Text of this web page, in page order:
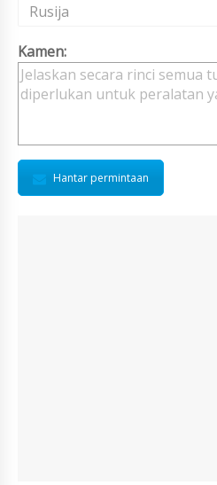
Rusija
Kamen:
Hantar permintaan